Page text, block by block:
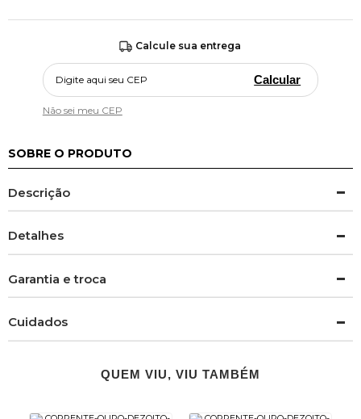
Calcule sua entrega
Calcular
Não sei meu CEP
SOBRE O PRODUTO
Descrição
Detalhes
Garantia e troca
Cuidados
QUEM VIU, VIU TAMBÉM